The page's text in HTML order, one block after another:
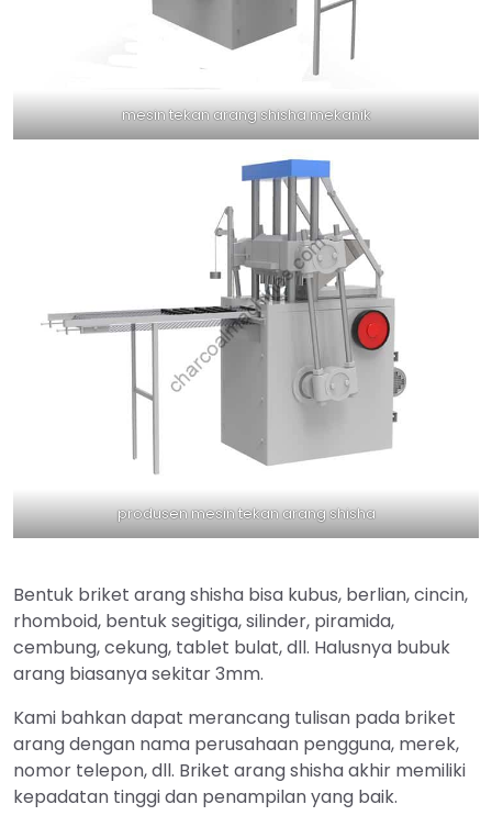
mesin tekan arang shisha mekanik
produsen mesin tekan arang shisha
Bentuk briket arang shisha bisa kubus, berlian, cincin,
rhomboid, bentuk segitiga, silinder, piramida,
cembung, cekung, tablet bulat, dll. Halusnya bubuk
arang biasanya sekitar 3mm.
Kami bahkan dapat merancang tulisan pada briket
arang dengan nama perusahaan pengguna, merek,
nomor telepon, dll. Briket arang shisha akhir memiliki
kepadatan tinggi dan penampilan yang baik.